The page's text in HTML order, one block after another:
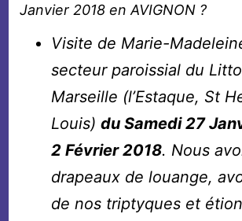
Janvier 2018 en AVIGNON ?
Visite de Marie-
secteur paroissial du
Marseille (l’Estaque, St
Louis) du Samedi 27
2 Février 2018. Nous
drapeaux de louange,
de nos triptyques et